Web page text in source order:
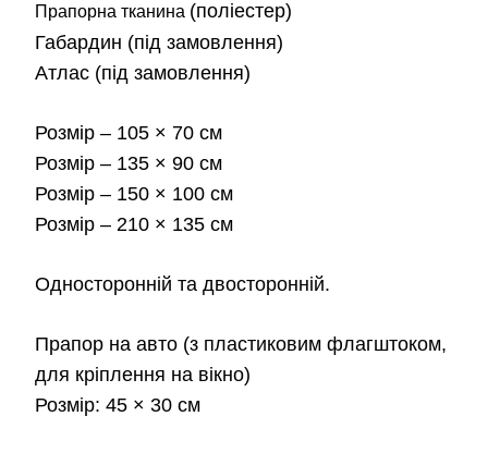
Прапорна тканина (поліестер)
Габардин (під замовлення)
Атлас (під замовлення)
Розмір – 105 × 70 см
Розмір – 135 × 90 см
Розмір – 150 × 100 см
Розмір – 210 × 135 см
Односторонній та двосторонній.
Прапор на авто (з пластиковим флагштоком,
для кріплення на вікно)
Розмір: 45 × 30 см